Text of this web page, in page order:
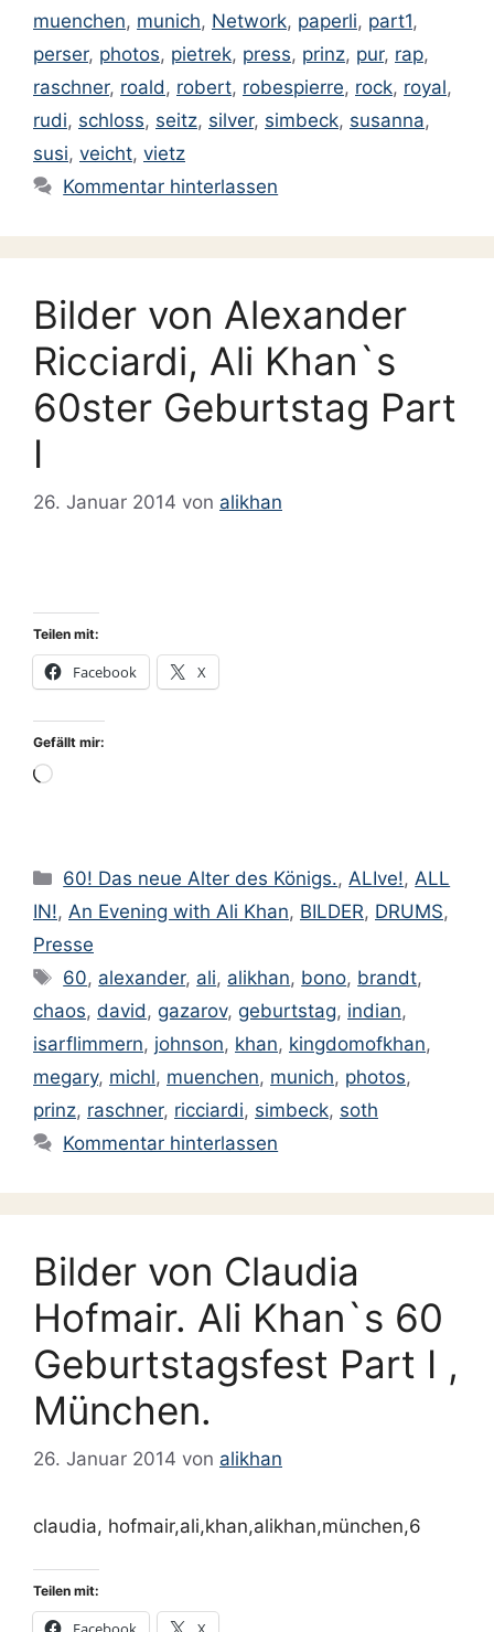
muenchen, munich, Network, paperli, part1,
perser, photos, pietrek, press, prinz, pur, rap,
raschner, roald , robert, robespierre, rock, royal,
rudi, schloss, seitz, silver, simbeck, susanna,
susi, veicht, vietz
Kommentar hinterlassen
Bilder von Alexander
Ricciardi, Ali Khan`s
60ster Geburtstag Part
I
26. Januar 2014 von alikhan
Teilen mit:
Facebook X
Gefällt mir:
Wird
Kategorien
60! Das neue Alter des Königs., ALIve!, ALL
IN!, An Evening with Ali Khan, BILDER, DRUMS,
Presse
Schlagwörter
60, alexander, ali, alikhan, bono, brandt,
chaos, david , gazarov, geburtstag, indian,
isarflimmern, johnson, khan, kingdomofkhan,
megary, michl, muenchen, munich, photos,
prinz, raschner, ricciardi, simbeck, soth
Kommentar hinterlassen
Bilder von Claudia
Hofmair. Ali Khan`s 60
Geburtstagsfest Part I ,
München.
26. Januar 2014 von alikhan
claudia, hofmair,ali,khan,alikhan,münchen,6
Teilen mit: